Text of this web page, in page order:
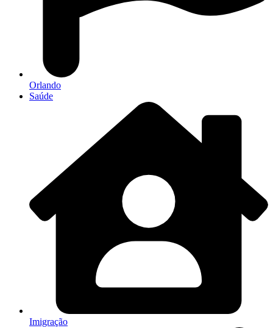
Orlando
Saúde
Imigração